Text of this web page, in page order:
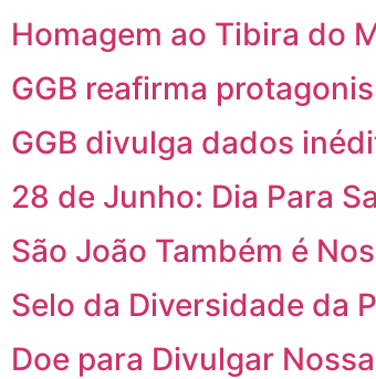
Homagem ao Tibira do
GGB reafirma
GGB divulga dados
28 de Junho: Dia Para
São João Também é
Selo da Diversidade da
Doe para Divulgar